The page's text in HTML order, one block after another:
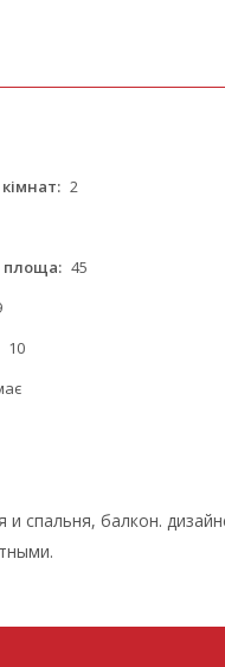
кімнат: 2
площа: 45
10
спальня, балкон.